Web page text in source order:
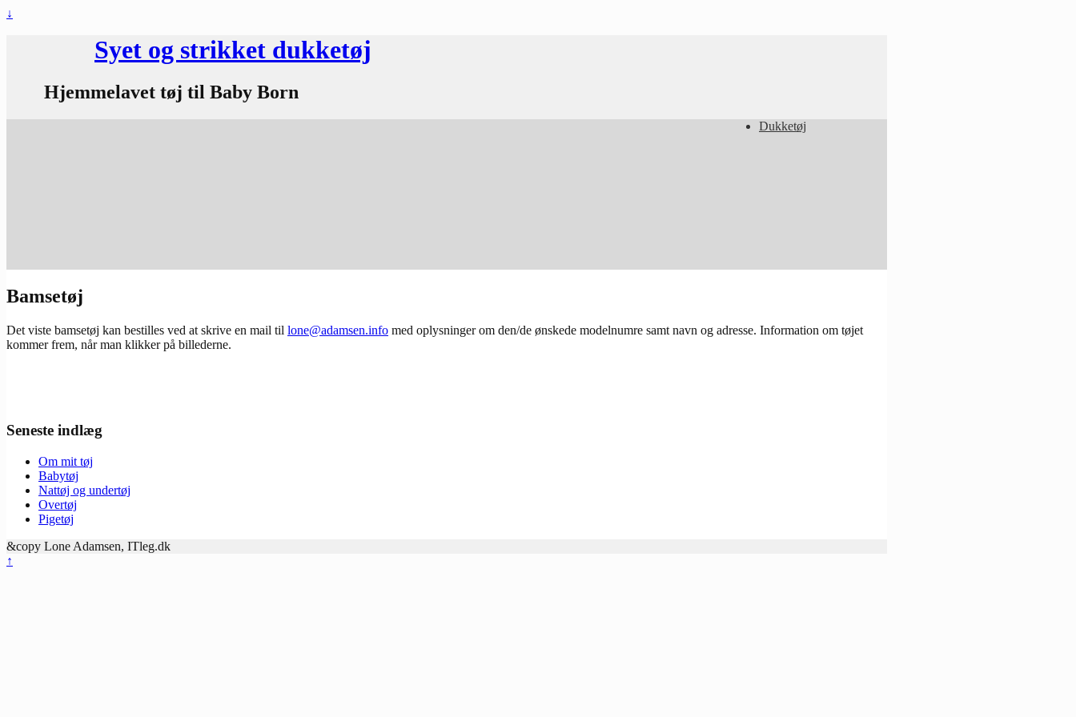
↓
Syet og strikket dukketøj
Hjemmelavet tøj til Baby Born
Dukketøj
Bamsetøj
Det viste bamsetøj kan bestilles ved at skrive en mail til lone@adamsen.info med oplysninger om den/de ønskede modelnumre samt navn og adresse. Information om tøjet
kommer frem, når man klikker på billederne.
Seneste indlæg
Om mit tøj
Babytøj
Nattøj og undertøj
Overtøj
Pigetøj
&copy Lone Adamsen, ITleg.dk
↑